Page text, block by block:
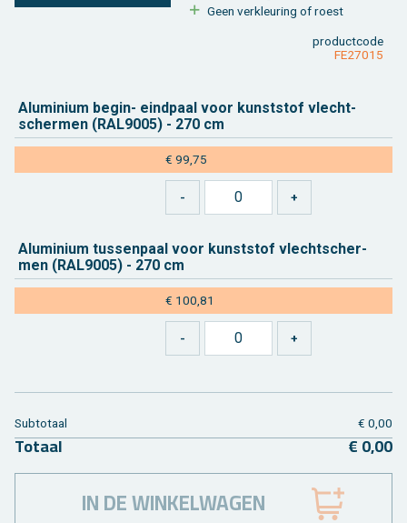
Geen ver­kleu­ring of roest
product­code
FE27015
Alu­mi­ni­um begin- eind­paal voor kunst­stof vlecht­
scher­men (RAL9005) - 270 cm
€ 99,75
Alu­mi­ni­um tus­sen­paal voor kunst­stof vlecht­scher­
men (RAL9005) - 270 cm
€ 100,81
Sub­to­taal € 0,00
To­taal € 0,00
IN DE WINKELWAGEN